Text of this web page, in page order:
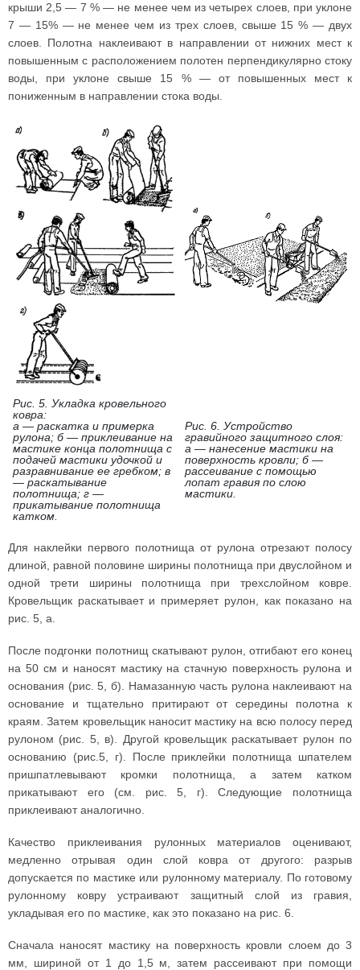
крыши 2,5 — 7 % — не менее чем из четырех слоев, при уклоне
7 — 15% — не менее чем из трех слоев, свыше 15 % — двух
слоев. Полотна наклеивают в направлении от нижних мест к
повышенным с расположением полотен перпендикулярно стоку
воды, при уклоне свыше 15 % — от повышенных мест к
пониженным в направлении стока воды.
Рис. 5. Укладка кровельного
ковра:
а — раскатка и примерка
рулона; б — приклеивание на
мастике конца полотнища с
подачей мастики удочкой и
разравнивание ее гребком; в
— раскатывание
полотнища; г —
прикатывание полотнища
катком.
Рис. 6. Устройство
гравийного защитного слоя:
а — нанесение мастики на
поверхность кровли; б —
рассеивание с помощью
лопат гравия по слою
мастики.
Для наклейки первого полотнища от рулона отрезают полосу
длиной, равной половине ширины полотнища при двуслойном и
одной трети ширины полотнища при трехслойном ковре.
Кровельщик раскатывает и примеряет рулон, как показано на
рис. 5, а.
После подгонки полотнищ скатывают рулон, отгибают его конец
на 50 см и наносят мастику на стачную поверхность рулона и
основания (рис. 5, б). Намазанную часть рулона наклеивают на
основание и тщательно притирают от середины полотна к
краям. Затем кровельщик наносит мастику на всю полосу перед
рулоном (рис. 5, в). Другой кровельщик раскатывает рулон по
основанию (рис.5, г). После приклейки полотнища шпателем
пришпатлевывают кромки полотнища, а затем катком
прикатывают его (см. рис. 5, г). Следующие полотнища
приклеивают аналогично.
Качество приклеивания рулонных материалов оценивают,
медленно отрывая один слой ковра от другого: разрыв
допускается по мастике или рулонному материалу. По готовому
рулонному ковру устраивают защитный слой из гравия,
укладывая его по мастике, как это показано на рис. 6.
Сначала наносят мастику на поверхность кровли слоем до 3
мм, шириной от 1 до 1,5 м, затем рассеивают при помощи